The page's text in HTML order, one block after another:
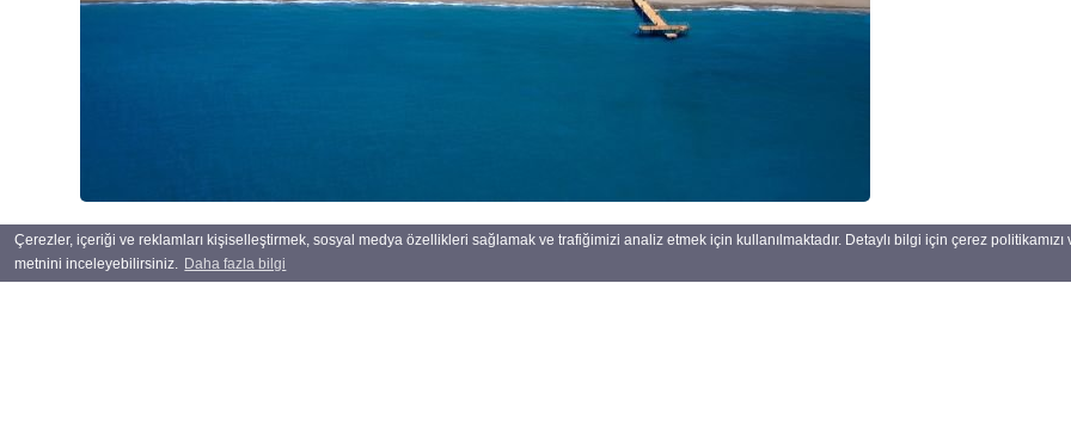
Çerezler, içeriği ve reklamları kişiselleştirmek, sosyal medya özellikleri sağlamak ve trafiğimizi analiz etmek için kullanılmaktadır. Detaylı bilgi için çerez politikamızı
metnini inceleyebilirsiniz. Daha fazla bilgi